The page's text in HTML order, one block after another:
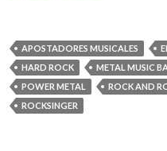
APOSTADORES MUSICALES
HARD ROCK
METAL MUSIC
POWER METAL
ROCK AND
ROCKSINGER